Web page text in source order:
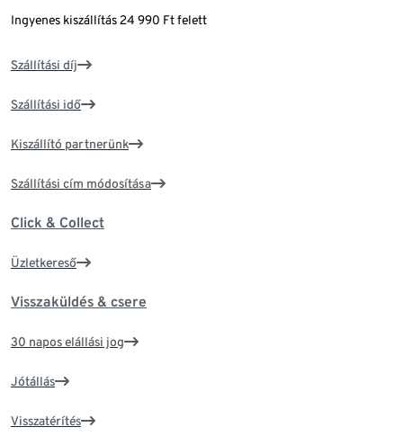
Ingyenes kiszállítás 24 990 Ft felett
Szállítási díj
Szállítási idő
Kiszállító partnerünk
Szállítási cím módosítása
Click & Collect
Üzletkereső
Visszaküldés & csere
30 napos elállási jog
Jótállás
Visszatérítés